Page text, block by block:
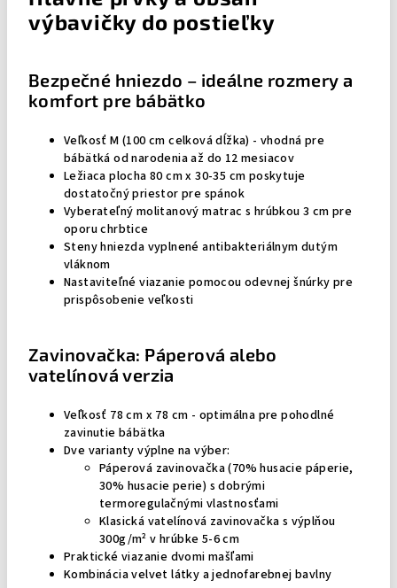
výbavičky do postieľky
Bezpečné hniezdo – ideálne rozmery a
komfort pre bábätko
Veľkosť M (100 cm celková dĺžka) - vhodná pre
bábätká od narodenia až do 12 mesiacov
Ležiaca plocha 80 cm x 30-35 cm poskytuje
dostatočný priestor pre spánok
Vyberateľný molitanový matrac s hrúbkou 3 cm pre
oporu chrbtice
Steny hniezda vyplnené antibakteriálnym dutým
vláknom
Nastaviteľné viazanie pomocou odevnej šnúrky pre
prispôsobenie veľkosti
Zavinovačka: Páperová alebo
vatelínová verzia
Veľkosť 78 cm x 78 cm - optimálna pre pohodlné
zavinutie bábätka
Dve varianty výplne na výber:
Páperová zavinovačka (70% husacie páperie,
30% husacie perie) s dobrými
termoregulačnými vlastnosťami
Klasická vatelínová zavinovačka s výplňou
300g/m² v hrúbke 5-6 cm
Praktické viazanie dvomi mašľami
Kombinácia velvet látky a jednofarebnej bavlny